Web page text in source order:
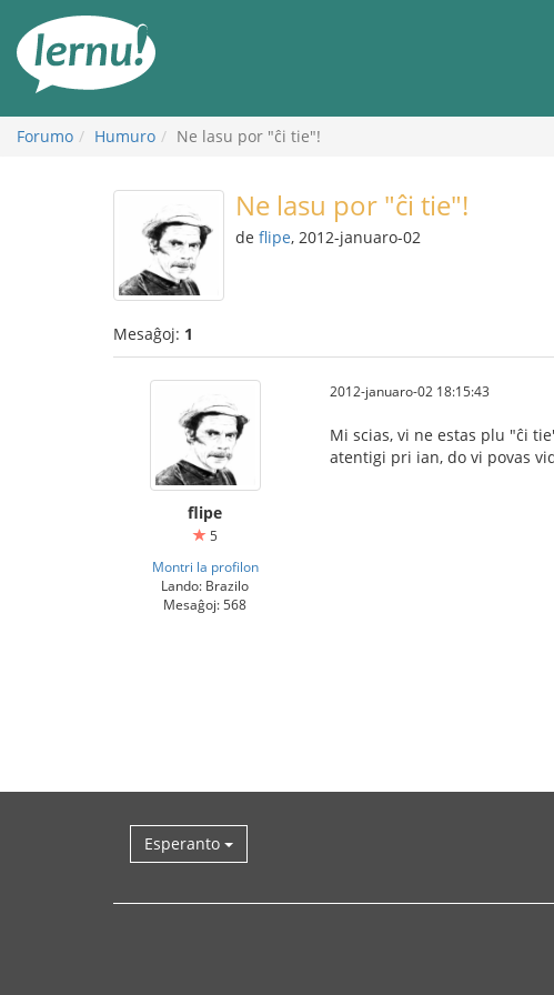
enhavo
Forumo Humuro Ne lasu por "ĉi tie"!
Ne lasu por "ĉi tie"!
de flipe, 2012-januaro-02
Mesaĝoj: 1
flipe
5
Montri la profilon
Lando: Brazilo
Mesaĝoj: 568
2012-januaro-02 18:15:43
Mi scias, vi ne estas plu "ĉi
atentigi pri ian, do vi povas
Esperanto